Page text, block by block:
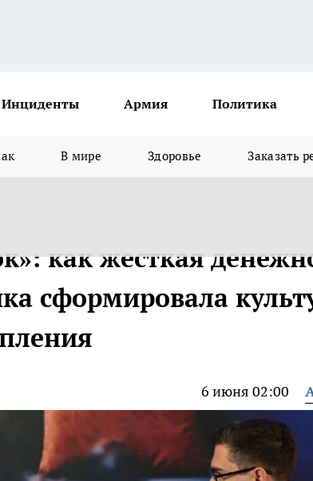
Инциденты Армия Политика
В мире Здоровье Заказать
как жесткая
сформировала
6 июня 02:00